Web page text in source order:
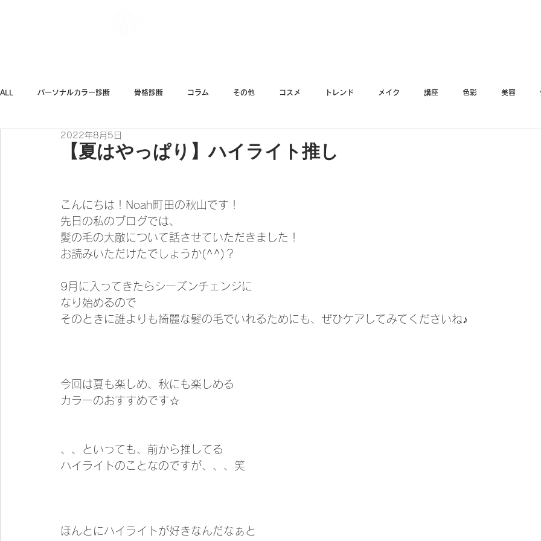
ALL パーソナルカラー診断 骨格診断 コラム その他 コスメ トレンド メイク 講座 色彩 美容
ファッション
【夏はやっぱり】ハイライト推し
2022年8月5日
こんにちは！Noah町田の秋山です！
先日の私のブログでは、
髪の毛の大敵について話させていただきました！
お読みいただけたでしょうか(^^)？
9月に入ってきたらシーズンチェンジに
なり始めるので
そのときに誰よりも綺麗な髪の毛でいれるためにも、ぜひケアしてみてくださいね♪
今回は夏も楽しめ、秋にも楽しめる
カラーのおすすめです☆
、、といっても、前から推してる
ハイライトのことなのですが、、、笑
ほんとにハイライトが好きなんだなぁと